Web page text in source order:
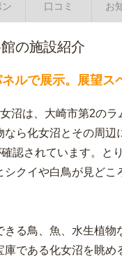
ン 口コミ お
の施設紹介
ルで展示。展望ス
沼は、大崎市第2の
ら化女沼とその周辺
認されています。と
クイや白鳥が見ど
る鳥、魚、水生植
である化女沼を眺め